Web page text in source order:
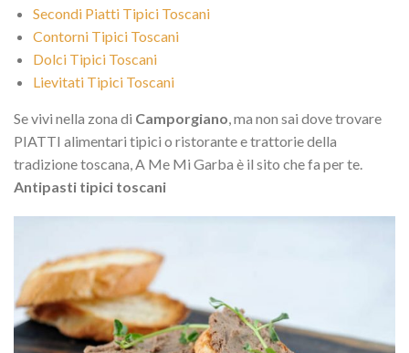
Secondi Piatti Tipici Toscani
Contorni Tipici Toscani
Dolci Tipici Toscani
Lievitati Tipici Toscani
Se vivi nella zona di Camporgiano , ma non sai dove trovare
PIATTI alimentari tipici o ristorante e trattorie della
tradizione toscana, A Me Mi Garba è il sito che fa per te.
Antipasti tipici toscani